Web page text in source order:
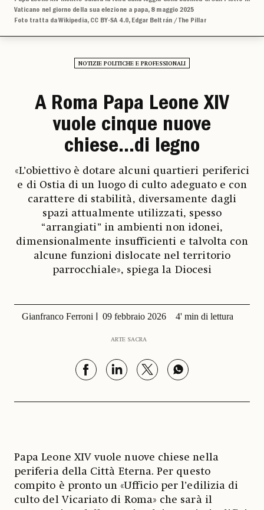
Vaticano nel giorno della sua elezione a papa, 8 maggio 2025
Foto tratta da Wikipedia, CC BY-SA 4.0, Edgar Beltrán / The Pillar
NOTIZIE POLITICHE E PROFESSIONALI
A Roma Papa Leone XIV
vuole cinque nuove
chiese...di legno
«L’obiettivo è dotare alcuni quartieri periferici
e di Ostia di un luogo di culto adeguato e con
carattere di stabilità, diversamente dagli
spazi attualmente utilizzati, spesso
“arrangiati” in ambienti non idonei,
dimensionalmente insufficienti e talvolta con
alcune funzioni dislocate nel territorio
parrocchiale», spiega la Diocesi
Gianfranco Ferroni 09 febbraio 2026 4' min di lettura
ARTE SACRA
Papa Leone XIV vuole nuove chiese nella
periferia della Città Eterna. Per questo
compito è pronto un «Ufficio per l’edilizia di
culto del Vicariato di Roma» che sarà il